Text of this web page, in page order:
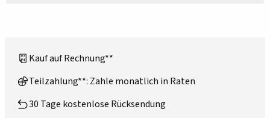
Kauf auf Rechnung**
Teilzahlung**: Zahle monatlich in Raten
30 Tage kostenlose Rücksendung